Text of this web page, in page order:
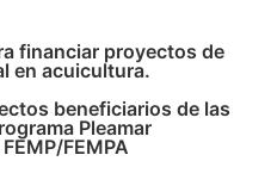
financiar proyectos de
en acuicultura.
beneficiarios de las
Pleamar
FEMPA